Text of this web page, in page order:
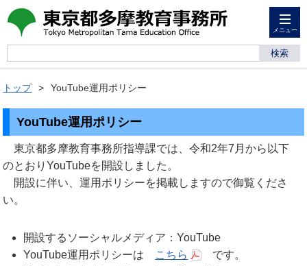
メニュー
検索
トップ YouTube運用ポリシー
YouTube運用ポリシー
東京都多摩教育事務所指導課では、令和2年7月から以下
のとおりYouTubeを開設しました。
開設に伴い、運用ポリシーを掲載しますので御覧くださ
い。
開設するソーシャルメディア：YouTube
YouTube運用ポリシーは こちら
です。